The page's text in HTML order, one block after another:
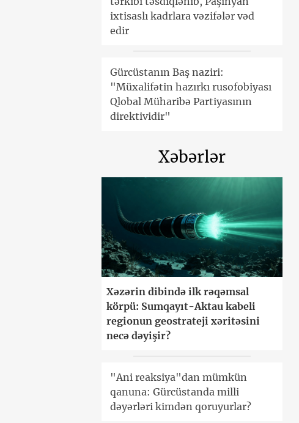
ixtisaslı kadrlara vəzifələr vəd
edir
Gürcüstanın Baş naziri:
"Müxalifətin hazırkı rusofobiyası
Qlobal Müharibə Partiyasının
direktividir"
Xəbərlər
Xəzərin dibində ilk rəqəmsal
körpü: Sumqayıt-Aktau kabeli
regionun geostrateji xəritəsini
necə dəyişir?
"Ani reaksiya"dan mümkün
qanuna: Gürcüstanda milli
dəyərləri kimdən qoruyurlar?